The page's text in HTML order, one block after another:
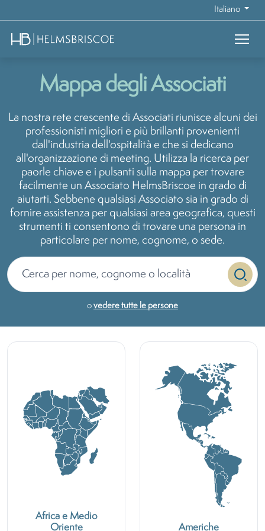
Italiano
Mappa degli Associati
La nostra rete crescente di Associati riunisce alcuni dei
professionisti migliori e più brillanti provenienti
dall'industria dell'ospitalità e che si dedicano
all'organizzazione di meeting. Utilizza la ricerca per
paorle chiave e i pulsanti sulla mappa per trovare
facilmente un Associato HelmsBriscoe in grado di
aiutarti. Sebbene qualsiasi Associato sia in grado di
fornire assistenza per qualsiasi area geografica, questi
strumenti ti consentono di trovare una persona in
particolare per nome, cognome, o sede.
o vedere tutte le persone
Africa e Medio
Oriente
Americhe